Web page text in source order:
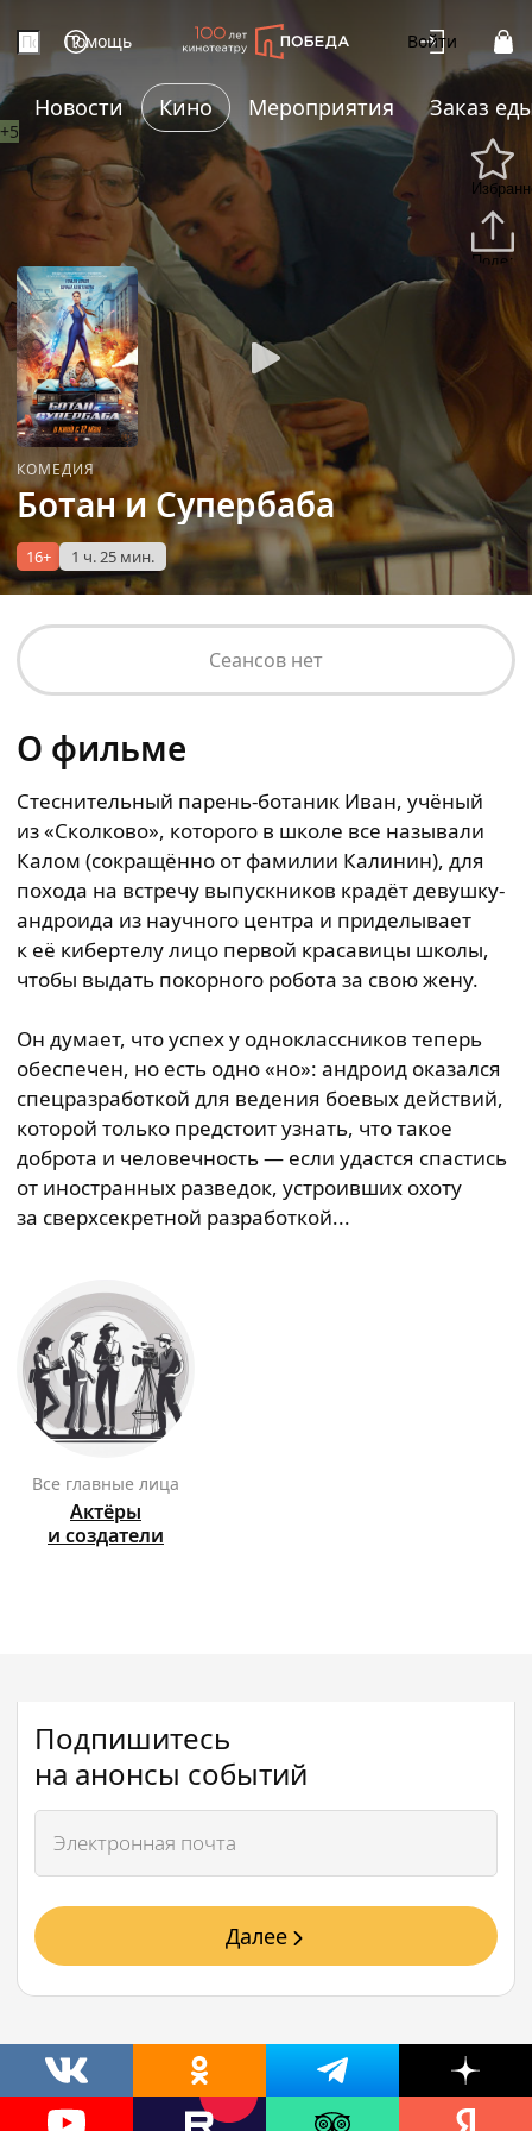
Помощь Войти
Новости Кино Мероприятия Заказ
+5
КОМЕДИЯ
Ботан и Супербаба
16+ 1 ч. 25 мин.
Сеансов нет
О фильме
Стеснительный парень-ботаник Иван, учёный
из «Сколково», которого в школе все называли
Калом (сокращённо от фамилии Калинин), для
похода на встречу выпускников крадёт девушку-
андроида из научного центра и приделывает
к её кибертелу лицо первой красавицы школы,
чтобы выдать покорного робота за свою жену.
Он думает, что успех у одноклассников теперь
обеспечен, но есть одно «но»: андроид оказался
спецразработкой для ведения боевых действий,
которой только предстоит узнать, что такое
доброта и человечность — если удастся спастись
от иностранных разведок, устроивших охоту
за сверхсекретной разработкой...
Все главные лица
Актёры
и создатели
Подпишитесь
на анонсы событий
Далее